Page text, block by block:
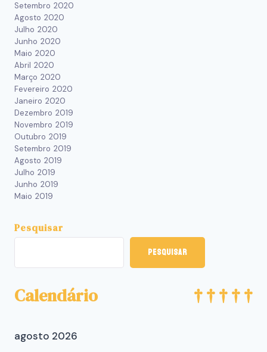
Setembro 2020
Agosto 2020
Julho 2020
Junho 2020
Maio 2020
Abril 2020
Março 2020
Fevereiro 2020
Janeiro 2020
Dezembro 2019
Novembro 2019
Outubro 2019
Setembro 2019
Agosto 2019
Julho 2019
Junho 2019
Maio 2019
Pesquisar
Pesquisar
Calendário
agosto 2026